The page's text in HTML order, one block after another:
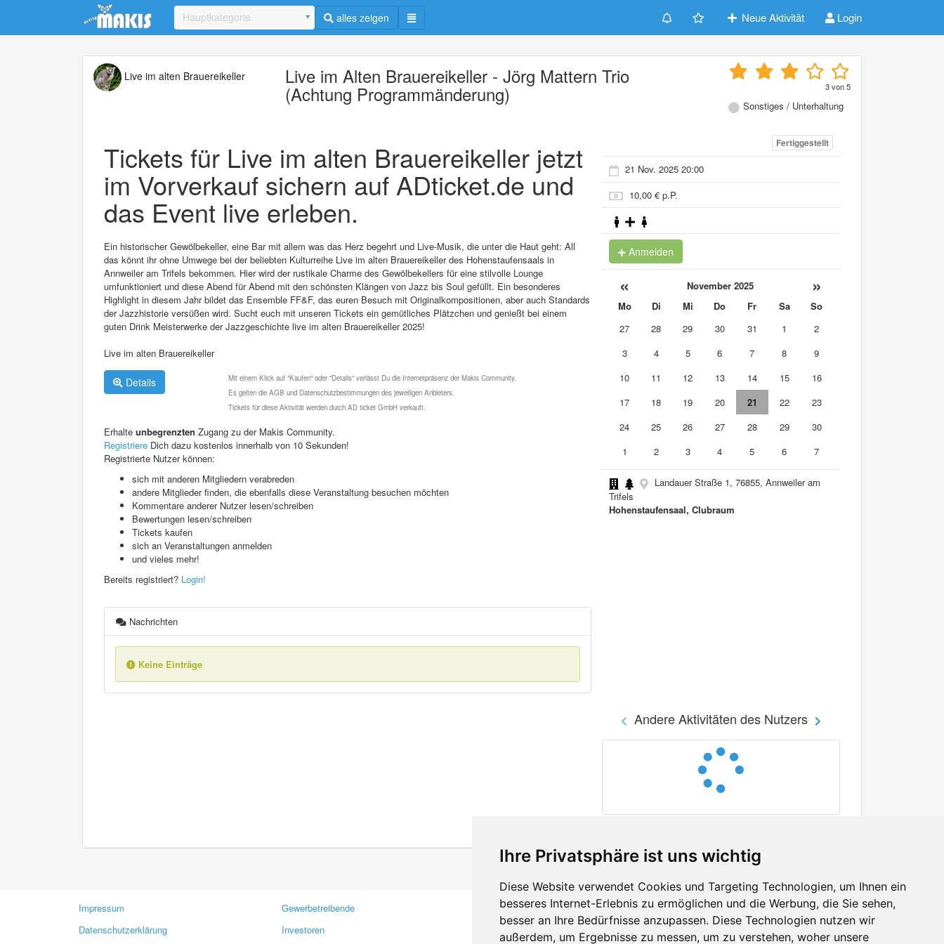
Ihre Privatsphäre ist uns wichtig
Diese Website verwendet Cookies und Targeting Technologien, um Ihnen ein
besseres Internet-Erlebnis zu ermöglichen und die Werbung, die Sie sehen,
besser an Ihre Bedürfnisse anzupassen. Diese Technologien nutzen wir
außerdem, um Ergebnisse zu messen, um zu verstehen, woher unsere
Update cookies preferences
Hauptkategorie alles zeigen Neue Aktivität Login
Live im alten Brauereikeller Live im Alten Brauereikeller - Jörg Mattern Trio
(Achtung Programmänderung) 3von5
Sonstiges / Unterhaltung
Tickets für Live im alten Brauereikeller jetzt
im Vorverkauf sichern auf ADticket.de und
das Event live erleben.
Ein historischer Gewölbekeller, eine Bar mit allem was das Herz begehrt und Live-Musik, die unter die Haut geht: All
das könnt ihr ohne Umwege bei der beliebten Kulturreihe Live im alten Brauereikeller des Hohenstaufensaals in
Annweiler am Trifels bekommen. Hier wird der rustikale Charme des Gewölbekellers für eine stilvolle Lounge
umfunktioniert und diese Abend für Abend mit den schönsten Klängen von Jazz bis Soul gefüllt. Ein besonderes
Highlight in diesem Jahr bildet das Ensemble FF&F, das euren Besuch mit Originalkompositionen, aber auch Standards
der Jazzhistorie versüßen wird. Sucht euch mit unseren Tickets ein gemütliches Plätzchen und genießt bei einem
guten Drink Meisterwerke der Jazzgeschichte live im alten Brauereikeller 2025!
Live im alten Brauereikeller
Details
Mit einem Klick auf "Kaufen" oder "Details" verlässt Du die Internetpräsenz der Makis Community.
Es gelten die AGB und Datenschutzbestimmungen des jeweiligen Anbieters.
Tickets für diese Aktivität werden durch AD ticket GmbH verkauft.
Erhalte unbegrenzten Zugang zu der Makis Community.
Registriere Dich dazu kostenlos innerhalb von 10 Sekunden!
Registrierte Nutzer können:
sich mit anderen Mitgliedern verabreden
andere Mitglieder finden, die ebenfalls diese Veranstaltung besuchen möchten
Kommentare anderer Nutzer lesen/schreiben
Bewertungen lesen/schreiben
Tickets kaufen
sich an Veranstaltungen anmelden
und vieles mehr!
Bereits registriert? Login!
Nachrichten
Keine Einträge
Fertiggestellt
21 Nov. 2025 20:00
10,00 € p.P.
Anmelden
« November 2025 »
Mo Di Mi Do Fr Sa
So
27
28 29 30 31 1
2
3
4 5 6 7 8
9
10
11 12 13 14 15
16
17
18 19 20 21 22
23
24
25 26 27 28 29
30
1
2 3 4 5 6 7
Landauer Straße 1, 76855, Annweiler am
Trifels
Hohenstaufensaal, Clubraum
Andere Aktivitäten des Nutzers
Impressum
Datenschutzerklärung
Gewerbetreibende
Investoren
Kontakt
Feedback
Facebook
Twitter